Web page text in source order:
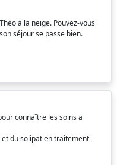
à la neige. Pouvez-vous
séjour se passe bien.
connaître les soins a
du solipat en traitement